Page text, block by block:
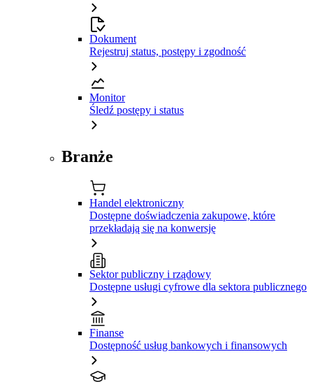
Dokument
Rejestruj status, postępy i zgodność
Monitor
Śledź postępy i status
Branże
Handel elektroniczny
Dostępne doświadczenia zakupowe, które
przekładają się na konwersję
Sektor publiczny i rządowy
Dostępne usługi cyfrowe dla sektora publicznego
Finanse
Dostępność usług bankowych i finansowych